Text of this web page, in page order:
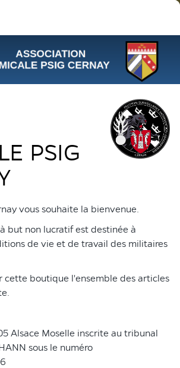
PSIG
vous souhaite la bienvenue.
but non lucratif est destinée à
de vie et de travail des militaires
cette boutique l'ensemble des articles
Alsace Moselle inscrite au tribunal
sous le numéro